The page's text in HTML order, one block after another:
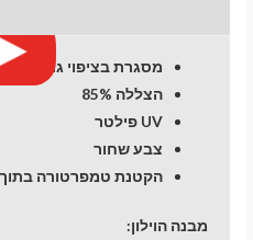
מסגרת בציפוי גומי
הצללה 85%
UV פילטר
צבע שחור
הקטנת טמפרטורה בתוך
מבנה הוילון: